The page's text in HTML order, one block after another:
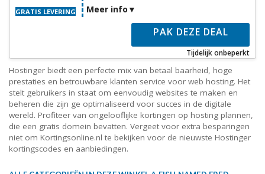
GRATIS LEVERING Meer info
PAK DEZE DEAL
Tijdelijk onbeperkt
Hostinger biedt een perfecte mix van betaal baarheid, hoge
prestaties en betrouwbare klanten service voor web hosting. Het
stelt gebruikers in staat om eenvoudig websites te maken en
beheren die zijn ge optimaliseerd voor succes in de digitale
wereld. Profiteer van ongelooflijke kortingen op hosting plannen,
die een gratis domein bevatten. Vergeet voor extra besparingen
niet om Kortingsonline.nl te bekijken voor de nieuwste Hostinger
kortingscodes en aanbiedingen.